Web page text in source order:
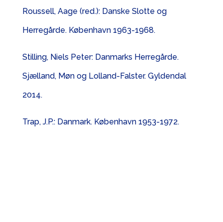
Roussell, Aage (red.): Danske Slotte og
Herregårde. København 1963-1968.
Stilling, Niels Peter: Danmarks Herregårde.
Sjælland, Møn og Lolland-Falster. Gyldendal
2014.
Trap, J.P.: Danmark. København 1953-1972.